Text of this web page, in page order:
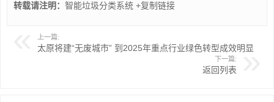
转载请注明： 智能垃圾分类系统 +复制链接
上一篇:
太原将建“无废城市” 到2025年重点行业绿色转型成效明显
下一篇:
返回列表